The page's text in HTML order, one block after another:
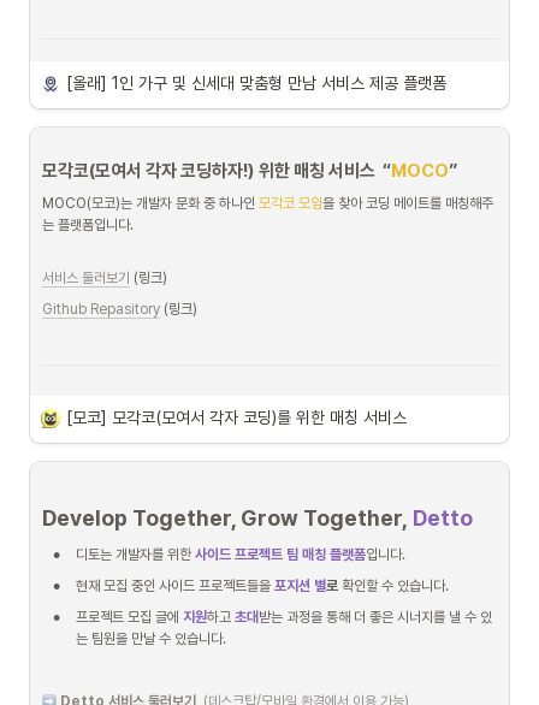
아키텍처
기술적 의사결정
트러블 슈팅
[올래] 1인 가구 및 신세대 맞춤형 만남 서비스 제공 플랫폼
모각코(모여서 각자 코딩하자!) 위한 매칭 서비스  “MOCO”
MOCO(모코)는 개발자 문화 중 하나인 모각코 모임을 찾아 코딩 메이트를 매칭해주
는 플랫폼입니다.
서비스 둘러보기 (링크)
Github Repasitory (링크)
아키텍쳐
[모코] 모각코(모여서 각자 코딩)를 위한 매칭 서비스
Develop Together, Grow Together, Detto
• 디토는 개발자를 위한 사이드 프로젝트 팀 매칭 플랫폼입니다.
• 현재 모집 중인 사이드 프로젝트들을 포지션 별로 확인할 수 있습니다.
• 프로젝트 모집 글에 지원하고 초대 받는 과정을 통해 더 좋은 시너지를 낼 수 있
는 팀원을 만날 수 있습니다.